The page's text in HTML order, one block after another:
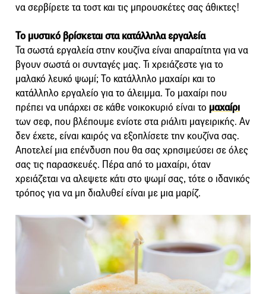
να σερβίρετε τα τοστ και τις μπρουσκέτες σας άθικτες!
Το μυστικό βρίσκεται στα κατάλληλα εργαλεία
Τα σωστά εργαλεία στην κουζίνα είναι απαραίτητα για να
βγουν σωστά οι συνταγές μας. Τι χρειάζεστε για το
μαλακό λευκό ψωμί; Το κατάλληλο μαχαίρι και το
κατάλληλο εργαλείο για το άλειμμα. Το μαχαίρι που
πρέπει να υπάρχει σε κάθε νοικοκυριό είναι το μαχαίρι
των σεφ, που βλέπουμε ενίοτε στα ριάλιτι μαγειρικής. Αν
δεν έχετε, είναι καιρός να εξοπλίσετε την κουζίνα σας.
Αποτελεί μια επένδυση που θα σας χρησιμεύσει σε όλες
σας τις παρασκευές. Πέρα από το μαχαίρι, όταν
χρειάζεται να αλεψετε κάτι στο ψωμί σας, τότε ο ιδανικός
τρόπος για να μη διαλυθεί είναι με μια μαρίζ.